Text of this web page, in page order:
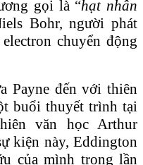
gọi là “hạt nhân
Bohr, người phát
chuyển động
Payne đến với thiên
buổi thuyết trình tại
văn học Arthur
kiện này, Eddington
của mình trong lần